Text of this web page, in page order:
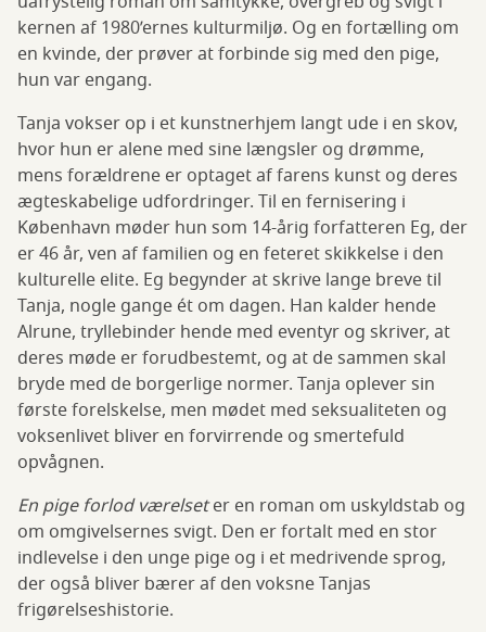
kernen af 1980’ernes kulturmiljø. Og en fortælling om
en kvinde, der prøver at forbinde sig med den pige,
hun var engang.
Tanja vokser op i et kunstnerhjem langt ude i en skov,
hvor hun er alene med sine længsler og drømme,
mens forældrene er optaget af farens kunst og deres
ægteskabelige udfordringer. Til en fernisering i
København møder hun som 14-årig forfatteren Eg, der
er 46 år, ven af familien og en feteret skikkelse i den
kulturelle elite. Eg begynder at skrive lange breve til
Tanja, nogle gange ét om dagen. Han kalder hende
Alrune, tryllebinder hende med eventyr og skriver, at
deres møde er forudbestemt, og at de sammen skal
bryde med de borgerlige normer. Tanja oplever sin
første forelskelse, men mødet med seksualiteten og
voksenlivet bliver en forvirrende og smertefuld
opvågnen.
En pige forlod værelseter en roman om uskyldstab og
om omgivelsernes svigt. Den er fortalt med en stor
indlevelse i den unge pige og i et medrivende sprog,
der også bliver bærer af den voksne Tanjas
frigørelseshistorie.